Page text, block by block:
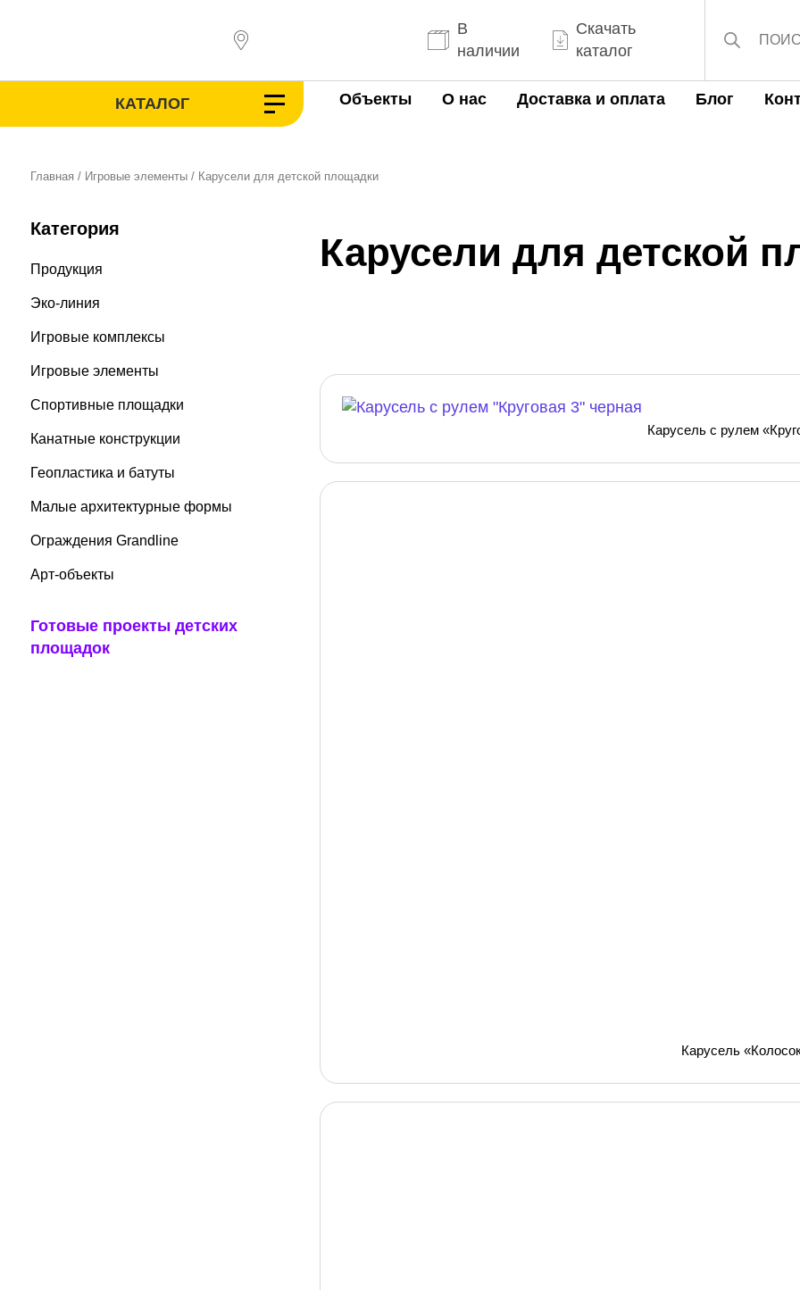
В
наличии
Скачать
каталог
КАТАЛОГ Объекты О нас Доставка и оплата Блог
Главная / Игровые элементы / Карусели для детской площадки
Категория
Продукция
Эко-линия
Игровые комплексы
Игровые элементы
Спортивные площадки
Канатные конструкции
Геопластика и батуты
Малые архитектурные формы
Ограждения Grandline
Арт-объекты
Готовые проекты детских
площадок
Карусели для детской
Карусель с рулем
Карусель